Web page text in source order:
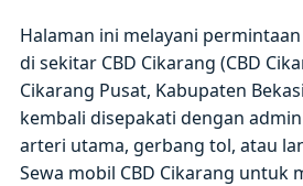
Halaman ini melayani
di sekitar CBD Cikarang (CBD
Cikarang Pusat, Kabupaten
kembali disepakati dengan
arteri utama, gerbang tol, atau
Sewa mobil CBD Cikarang untuk